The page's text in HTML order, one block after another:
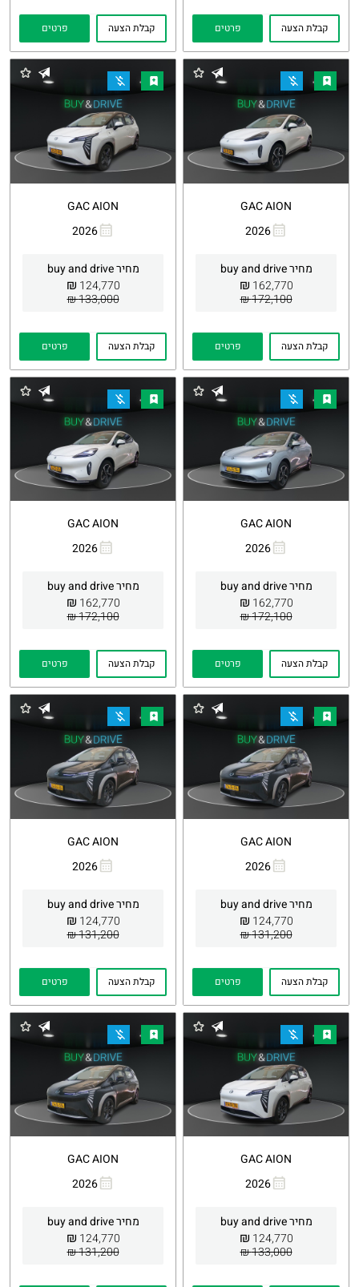
קבלת הצעה פרטים קבלת הצעה פרטים
GAC AION
2026
מחיר buy and drive
162,770
₪
172,100 ₪
Whatsapp
קבלת הצעה פרטים
GAC AION
2026
מחיר buy and drive
124,770
₪
133,000 ₪
Whatsapp
קבלת הצעה פרטים
GAC AION
2026
מחיר buy and drive
162,770
₪
172,100 ₪
Whatsapp
קבלת הצעה פרטים
GAC AION
2026
מחיר buy and drive
162,770
₪
172,100 ₪
Whatsapp
קבלת הצעה פרטים
GAC AION
2026
מחיר buy and drive
124,770
₪
131,200 ₪
Whatsapp
קבלת הצעה פרטים
GAC AION
2026
מחיר buy and drive
124,770
₪
131,200 ₪
Whatsapp
קבלת הצעה פרטים
GAC AION
2026
מחיר buy and drive
124,770
₪
133,000 ₪
Whatsapp
GAC AION
2026
מחיר buy and drive
124,770
₪
131,200 ₪
Whatsapp